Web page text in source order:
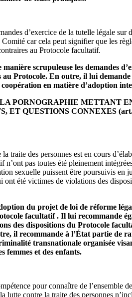
d’exercice de la tutelle légale sur
car cela peut signifier que les
au Protocole facultatif.
scrupuleuse les demandes
au Protocole. En outre, il lui
en matière d’adoption
PORNOGRAPHIE METTANT
QUESTIONS CONNEXES (art.
traite des personnes est en cours
pas toutes été pleinement
sexuelle puissent être poursuivis en
été victimes de violations des
du projet de loi de réforme
facultatif . Il lui recommande
des dispositions du Protocole
il recommande à l’État partie de
transnationale organisée
femmes et des enfants.
pour connaître de l’ensemble
contre la traite des personnes